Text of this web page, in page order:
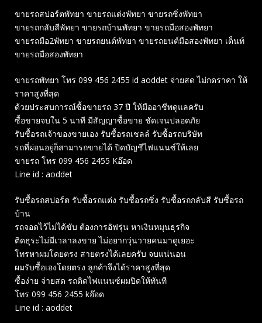
ขายรถสปอร์ตพัทยา ขายรถแต่งพัทยา ขายรถซิ่งพัทยา
ขายรถกลับสีพัทยา ขายรถบ้านพัทยา ขายรถมือสองพัทยา
ขายรถมือ2พัทยา ขายรถยนต์พัทยา ขายรถยนต์มือสองพัทยา เต็นท์
ขายรถมือสองพัทยา
ขายรถพัทยา โทร 099 456 2455 id aoddet จ่ายสด ไม่กดราคา ให้
ราคาสูงที่สุด
ด้วยประสบการณ์ซื้อขายรถ 37 ปี ให้มืออาชีพดูแลครับ
ซื้อขายจบใน 5 นาที มีสัญญาซื้อขาย ชัดเจนปลอดภัย
รับซื้อรถเจ้าของขายเอง รับซื้อรถเชลล์ รับซื้อรถบริษัท
รถที่ผ่อนอยู่ก็สามารถขายได้ ปิดบัญชีไฟแนนซ์ให้เลย
ขายรถ โทร 099 456 2455 Kอ๊อด
Line id : aoddet
รับซื้อรถสปอร์ต รับซื้อรถแต่ง รับซื้อรถซิ่ง รับซื้อรถกลับสี รับซื้อรถ
บ้าน
รถจอดไว้ไม่ได้ขับ ต้องการอัฟรุ่น หาเงินหมุนธุรกิจ
ติดธุระไม่มีเวลาลงขาย ไม่อยากวุ่นวายคนมาดูเยอะ
โทรหาผมโดยตรง สายตรงได้เลยครับ จบแน่นอน
ผมรับซื้อเองโดยตรง ลูกค้าจึงได้ราคาสูงที่สุด
ซื้อง่าย จ่ายสด รถติดไฟแนนซ์ผมปิดให้ทันที
โทร 099 456 2455 kอ๊อด
Line id : aoddet